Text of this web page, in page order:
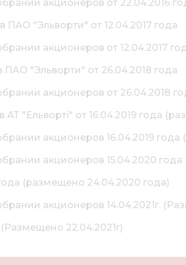
акционеров от 22.04.2016
"Эльворти" от 12.04.2017 года
акционеров от 12.04.2017
"Эльворти" от 26.04.2018 года
акционеров от 26.04.2018
"Ельворті" от 16.04.2019 года
акционеров 16.04.2019 года
акционеров 15.04.2020
(размещено 24.04.2020 года)
акционеров 14.04.2021г.
22.04.2021г)